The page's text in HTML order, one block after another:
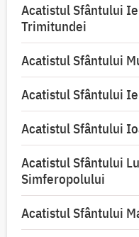
Acatistul Sfântului
Trimitundei
Acatistul Sfântului
Acatistul Sfântului
Acatistul Sfântului
Acatistul Sfântului
Simferopolului
Acatistul Sfântului